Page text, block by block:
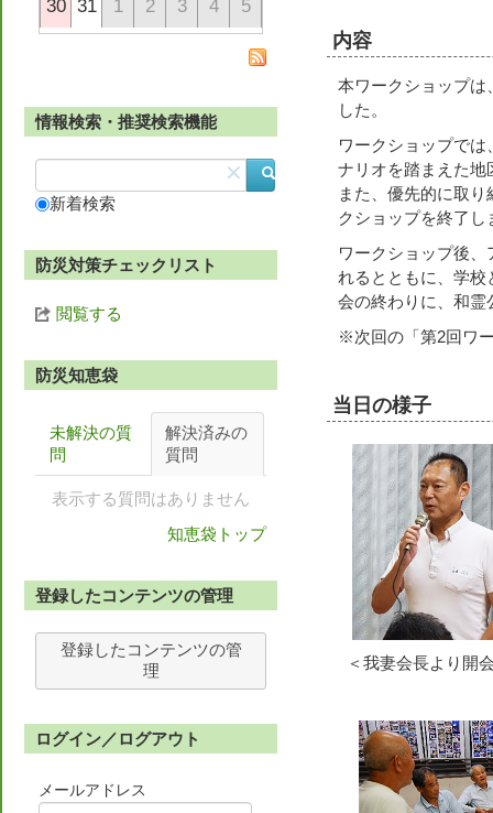
30 31 1 2 3 4 5
情報検索・推奨検索機能
✕
新着検索
防災対策チェックリスト
閲覧する
防災知恵袋
未解決の質
問
解決済みの
質問
表示する質問はありません
知恵袋トップ
登録したコンテンツの管理
登録したコンテンツの管
理
ログイン／ログアウト
メールアドレス
内容
本ワークショップは
した。
ワークショップで
ナリオを踏まえた地
また、優先的に取
クショップを終了し
ワークショップ後
れるとともに、学
会の終わりに、和霊
※次回の「第2回ワ
当日の様子
＜我妻会長より開